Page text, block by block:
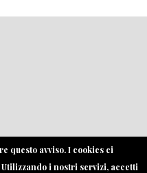
questo avviso. I cookies ci
i nostri servizi, accetti